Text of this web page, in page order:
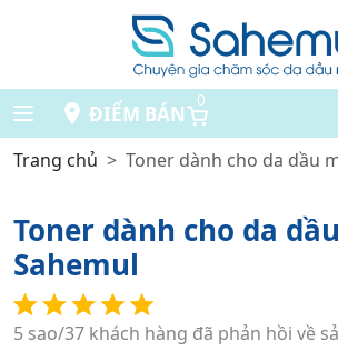
ĐIỂM BÁN
0
Trang chủ Toner dành cho da dầu
Toner dành cho da
Sahemul
5 sao/37 khách hàng đã phản hồi về